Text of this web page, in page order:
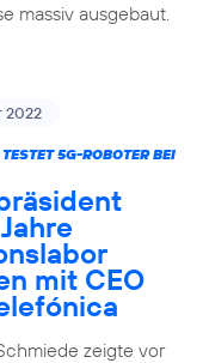
massiv ausgebaut.
2022
5G-ROBOTER BEI
mit CEO
zeigte vor